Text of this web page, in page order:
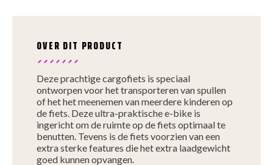
OVER DIT PRODUCT
Deze prachtige cargofiets is speciaal
ontworpen voor het transporteren van spullen
of het het meenemen van meerdere kinderen op
de fiets. Deze ultra-praktische e-bike is
ingericht om de ruimte op de fiets optimaal te
benutten. Tevens is de fiets voorzien van een
extra sterke features die het extra laadgewicht
goed kunnen opvangen.